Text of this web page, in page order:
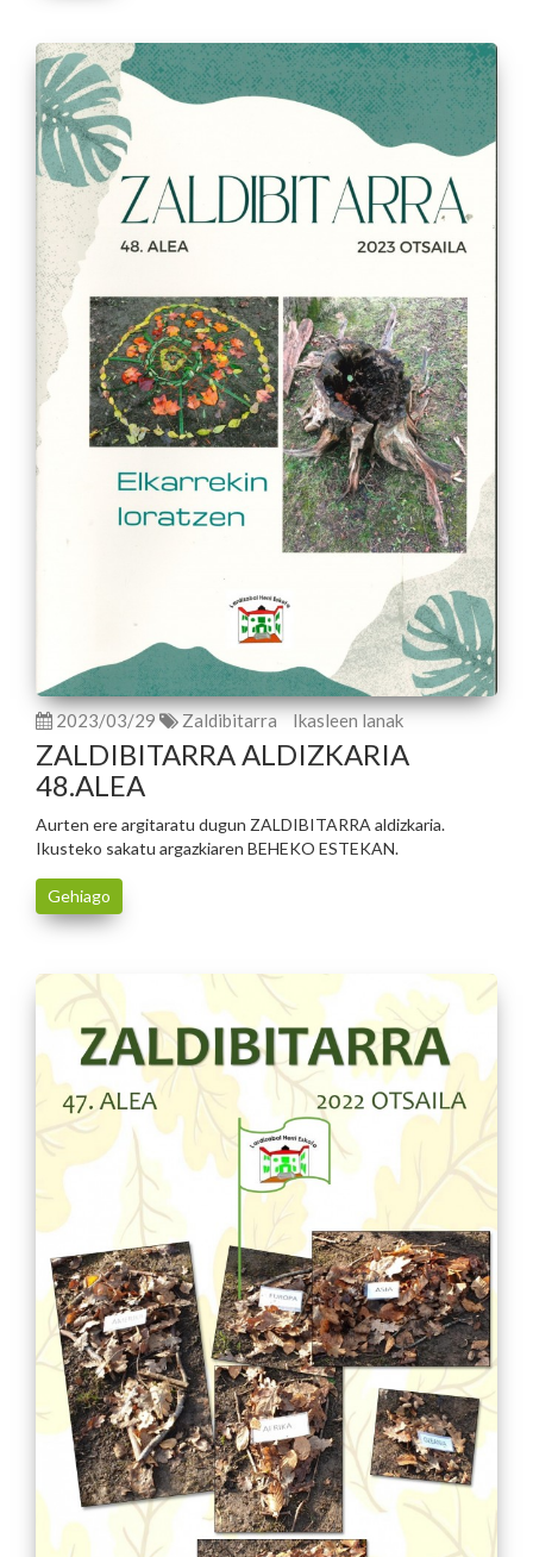
2023/03/29 Zaldibitarra Ikasleen lanak
ZALDIBITARRA ALDIZKARIA
48.ALEA
Aurten ere argitaratu dugun ZALDIBITARRA aldizkaria.
Ikusteko sakatu argazkiaren BEHEKO ESTEKAN.
Gehiago